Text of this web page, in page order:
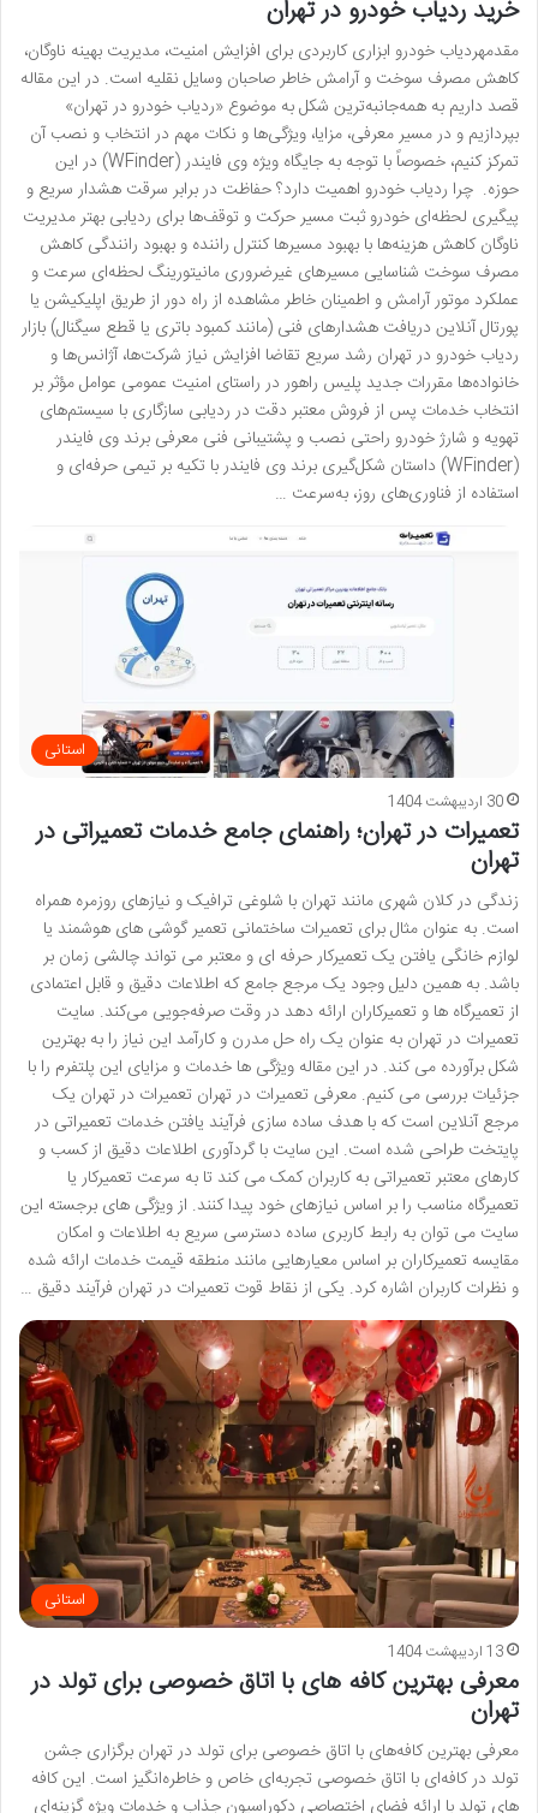
خرید ردیاب خودرو در تهران
مقدمهردیاب خودرو ابزاری کاربردی برای افزایش امنیت، مدیریت بهینه ناوگان،
کاهش مصرف سوخت و آرامش خاطر صاحبان وسایل نقلیه است. در این مقاله
قصد داریم به همه‌جانبه‌ترین شکل به موضوع «ردیاب خودرو در تهران»
بپردازیم و در مسیر معرفی، مزایا، ویژگی‌ها و نکات مهم در انتخاب و نصب آن
تمرکز کنیم، خصوصاً با توجه به جایگاه ویژه وی فایندر (WFinder) در این
حوزه. چرا ردیاب خودرو اهمیت دارد؟ حفاظت در برابر سرقت هشدار سریع و
پیگیری لحظه‌ای خودرو ثبت مسیر حرکت و توقف‌ها برای ردیابی بهتر مدیریت
ناوگان کاهش هزینه‌ها با بهبود مسیرها کنترل راننده و بهبود رانندگی کاهش
مصرف سوخت شناسایی مسیرهای غیرضروری مانیتورینگ لحظه‌ای سرعت و
عملکرد موتور آرامش و اطمینان خاطر مشاهده از راه دور از طریق اپلیکیشن یا
پورتال آنلاین دریافت هشدارهای فنی (مانند کمبود باتری یا قطع سیگنال) بازار
ردیاب خودرو در تهران رشد سریع تقاضا افزایش نیاز شرکت‌ها، آژانس‌ها و
خانواده‌ها مقررات جدید پلیس راهور در راستای امنیت عمومی عوامل مؤثر بر
انتخاب خدمات پس از فروش معتبر دقت در ردیابی سازگاری با سیستم‌های
تهویه و شارژ خودرو راحتی نصب و پشتیبانی فنی معرفی برند وی فایندر
(WFinder) داستان شکل‌گیری برند وی فایندر با تکیه بر تیمی حرفه‌ای و
استفاده از فناوری‌های روز، به‌سرعت …
استانی
30 اردیبهشت 1404
تعمیرات در تهران؛ راهنمای جامع خدمات تعمیراتی در
تهران
زندگی در کلان ‌شهری مانند تهران با شلوغی ترافیک و نیازهای روزمره همراه
است. به عنوان مثال برای تعمیرات ساختمانی تعمیر گوشی‌ های هوشمند یا
لوازم خانگی یافتن یک تعمیرکار حرفه ‌ای و معتبر می ‌تواند چالشی زمان ‌بر
باشد. به همین دلیل وجود یک مرجع جامع که اطلاعات دقیق و قابل اعتمادی
از تعمیرگاه‌ ها و تعمیرکاران ارائه دهد در وقت صرفه‌جویی می‌کند. سایت
تعمیرات در تهران به ‌عنوان یک راه‌ حل مدرن و کارآمد این نیاز را به بهترین
شکل برآورده می ‌کند. در این مقاله ویژگی ‌ها خدمات و مزایای این پلتفرم را با
جزئیات بررسی می ‌کنیم. معرفی تعمیرات در تهران تعمیرات در تهران یک
مرجع آنلاین است که با هدف ساده‌ سازی فرآیند یافتن خدمات تعمیراتی در
پایتخت طراحی شده است. این سایت با گردآوری اطلاعات دقیق از کسب ‌و
کارهای معتبر تعمیراتی به کاربران کمک می ‌کند تا به ‌سرعت تعمیرکار یا
تعمیرگاه مناسب را بر اساس نیازهای خود پیدا کنند. از ویژگی ‌های برجسته این
سایت می ‌توان به رابط کاربری ساده دسترسی سریع به اطلاعات و امکان
مقایسه تعمیرکاران بر اساس معیارهایی مانند منطقه قیمت خدمات ارائه ‌شده
و نظرات کاربران اشاره کرد. یکی از نقاط قوت تعمیرات در تهران فرآیند دقیق …
استانی
13 اردیبهشت 1404
معرفی بهترین کافه های با اتاق خصوصی برای تولد در
تهران
معرفی بهترین کافه‌های با اتاق خصوصی برای تولد در تهران برگزاری جشن
تولد در کافه‌ای با اتاق خصوصی تجربه‌ای خاص و خاطره‌انگیز است. این کافه‌